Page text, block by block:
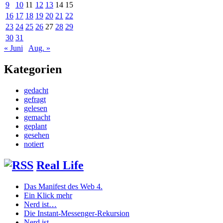
9
10 11 12 13 14 15
16 17 18 19 20 21 22
23 24 25 26 27 28 29
30 31
« Juni
Aug. »
Kategorien
gedacht
gefragt
gelesen
gemacht
geplant
gesehen
notiert
Real Life
Das Manifest des Web 4.
Ein Klick mehr
Nerd ist…
Die Instant-Messenger-Rekursion